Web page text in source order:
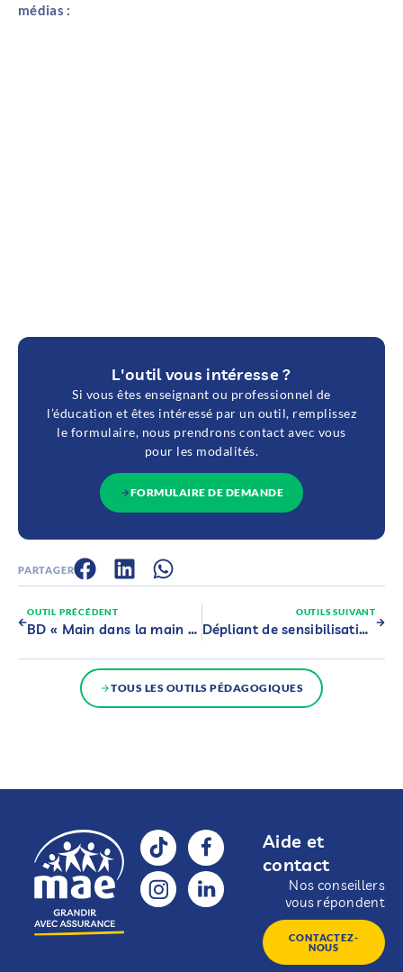
médias :
L'outil vous intéresse ?
Si vous êtes enseignant ou professionnel de
l’éducation et êtes intéressé par un outil, remplissez
le formulaire, nous prendrons contact avec vous
pour les modalités.
FORMULAIRE DE DEMANDE
PARTAGER
OUTIL PRÉCÉDENT
BD « Main dans la main contre le harcèlement »
OUTILS SUIVANT
Dépliant de sensibilisation aux difficultés de langage écrit
TOUS LES OUTILS PÉDAGOGIQUES
Aide et
contact
Nos conseillers
vous répondent
CONTACTEZ-
NOUS